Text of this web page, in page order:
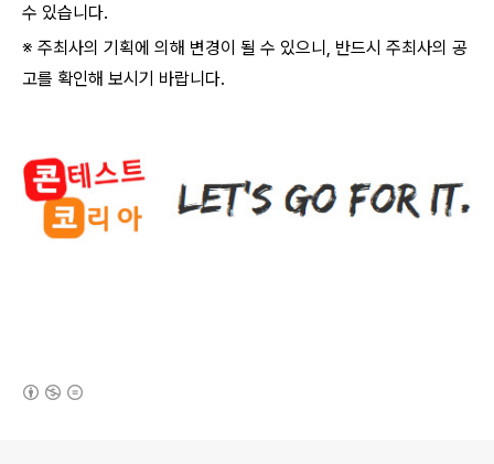
수 있습니다.
※ 주최사의 기획에 의해 변경이 될 수 있으니, 반드시 주최사의 공
고를 확인해 보시기 바랍니다.